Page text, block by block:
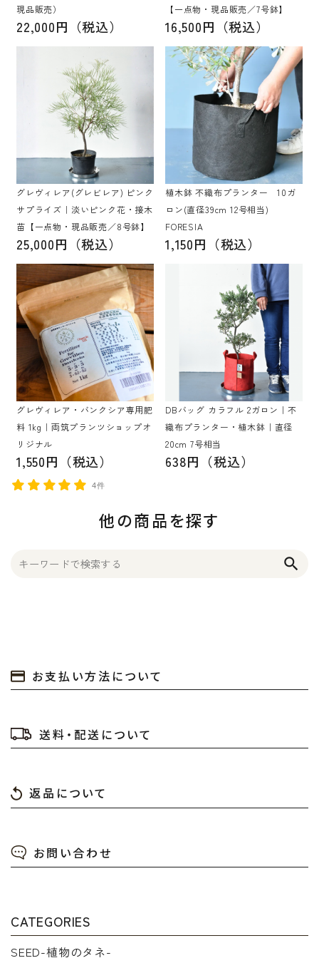
現品販売）
22,000円（税込）
【一点物・現品販売／7号鉢】
16,500円（税込）
グレヴィレア(グレビレア) ピンク
サプライズ｜淡いピンク花・接木
苗【一点物・現品販売／8号鉢】
25,000円（税込）
植木鉢 不織布プランター 10ガ
ロン(直径39cm 12号相当)
FORESIA
1,150円（税込）
グレヴィレア・バンクシア専用肥
料 1kg｜両筑プランツショップオ
リジナル
1,550円（税込）
4件
DBバッグ カラフル 2ガロン｜不
織布プランター・植木鉢｜直径
20cm 7号相当
638円（税込）
他の商品を探す
search
お支払い方法について
送料・配送について
返品について
お問い合わせ
CATEGORIES
SEED-植物のタネ-